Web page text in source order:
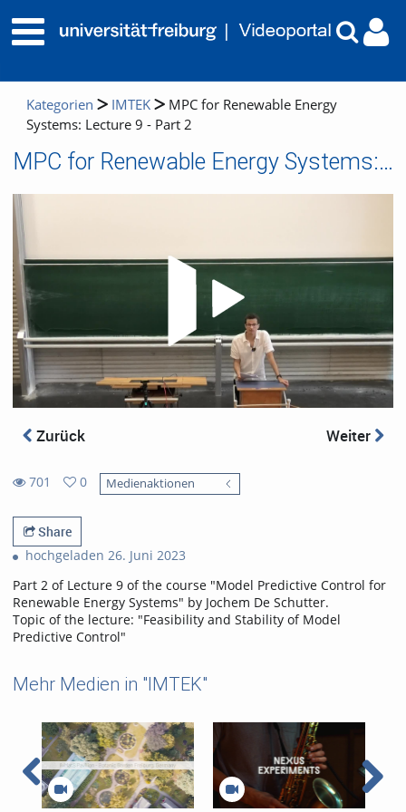
Kategorien IMTEK
MPC for Renewable Energy
Systems: Lecture 9 - Part 2
MPC for Renewable Energy Systems: Lecture 9 - Part 2
Zurück Weiter
701
views
0
favorites
Medienaktionen
Share
hochgeladen 26. Juni 2023
Part 2 of Lecture 9 of the course "Model Predictive Control for
Renewable Energy Systems" by Jochem De Schutter.
Topic of the lecture: "Feasibility and Stability of Model
Predictive Control"
Mehr Medien in "IMTEK"